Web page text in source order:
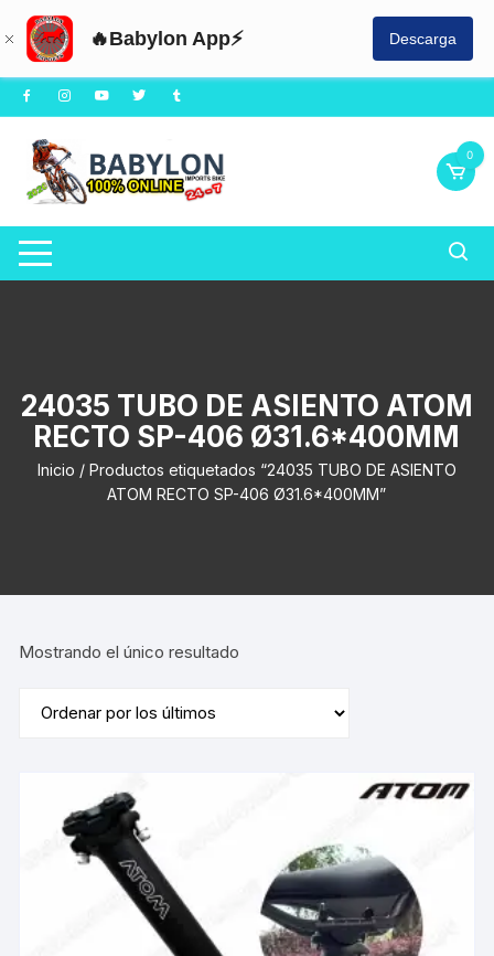
🔥Babylon App⚡ Descarga
Saltar
al
contenido
0
24035 TUBO DE ASIENTO ATOM
RECTO SP-406 Ø31.6*400MM
Inicio / Productos etiquetados “24035 TUBO DE ASIENTO
ATOM RECTO SP-406 Ø31.6*400MM”
Mostrando el único resultado